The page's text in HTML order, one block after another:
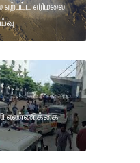
ஏற்பட்ட எரிமலை
எண்ணிக்கை